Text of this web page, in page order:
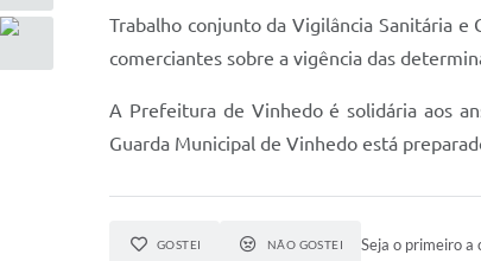
Trabalho conjunto da Vigilância Sanitária
comerciantes sobre a vigência das
A Prefeitura de Vinhedo é solidária aos
Guarda Municipal de Vinhedo está
GOSTEI NÃO GOSTEI Seja o primeiro